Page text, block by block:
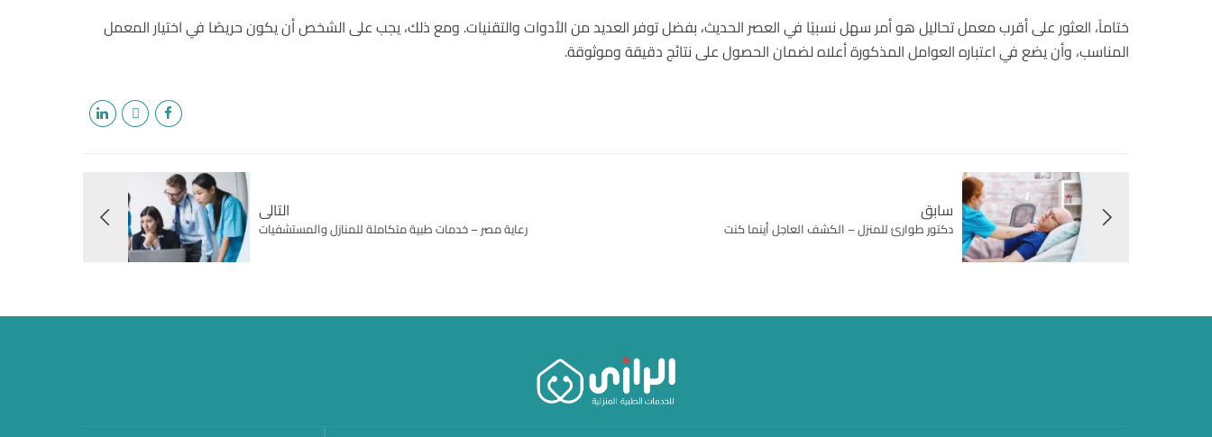
ختاماً، العثور على أقرب معمل تحاليل هو أمر سهل نسبيًا في العصر الحديث، بفضل توفر العديد من الأدوات والتقنيات. ومع ذلك، يجب على الشخص أن يكون حريصًا في اختيار المعمل
المناسب، وأن يضع في اعتباره العوامل المذكورة أعلاه لضمان الحصول على نتائج دقيقة وموثوقة.
سابق
دكتور طوارئ للمنزل – الكشف العاجل أينما كنت
التالى
رعاية مصر – خدمات طبية متكاملة للمنازل والمستشفيات